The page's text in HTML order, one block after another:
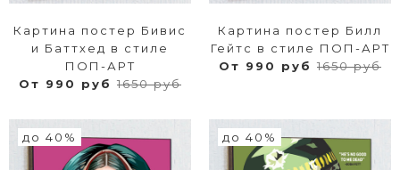
Картина постер Бивис
и Баттхед в стиле
ПОП-АРТ
От 990 руб 1650 руб
Картина постер Билл
Гейтс в стиле ПОП-АРТ
От 990 руб 1650 руб
до 40% до 40%